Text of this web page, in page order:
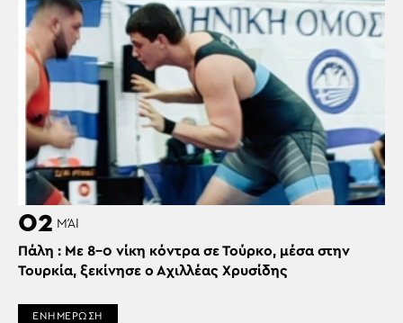
02 ΜΆΙ
Πάλη : Με 8-0 νίκη κόντρα σε Τούρκο, μέσα στην
Τουρκία, ξεκίνησε ο Αχιλλέας Χρυσίδης
ΕΝΗΜΕΡΩΣΗ